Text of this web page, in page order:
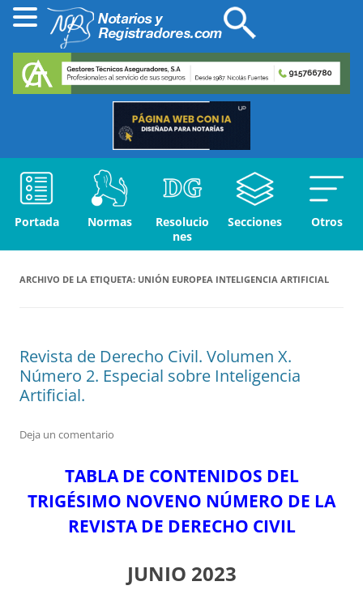
Portada Normas
Resolucio
nes
Secciones Otros
ARCHIVO DE LA ETIQUETA: UNIÓN EUROPEA INTELIGENCIA ARTIFICIAL
Revista de Derecho Civil. Volumen X.
Número 2. Especial sobre Inteligencia
Artificial.
Deja un comentario
TABLA DE CONTENIDOS DEL
TRIGÉSIMO NOVENO NÚMERO DE LA
REVISTA DE DERECHO CIVIL
JUNIO 2023